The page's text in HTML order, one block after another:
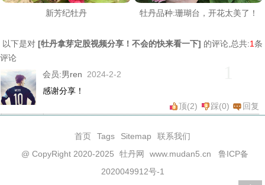
新芳纪牡丹 牡丹品种:珊瑚台，开花太美了！
以下是对 [牡丹拿芽定股视频分享！不会的快来看一下] 的评论,总共:1条
评论
会员:男ren 2024-2-2
感谢分享！
顶(2) 踩(0) 回复
首页 Tags Sitemap
联系我们
@ CopyRight 2020-2025
牡丹网 www.mudan5.cn
鲁ICP备
2020049912号-1